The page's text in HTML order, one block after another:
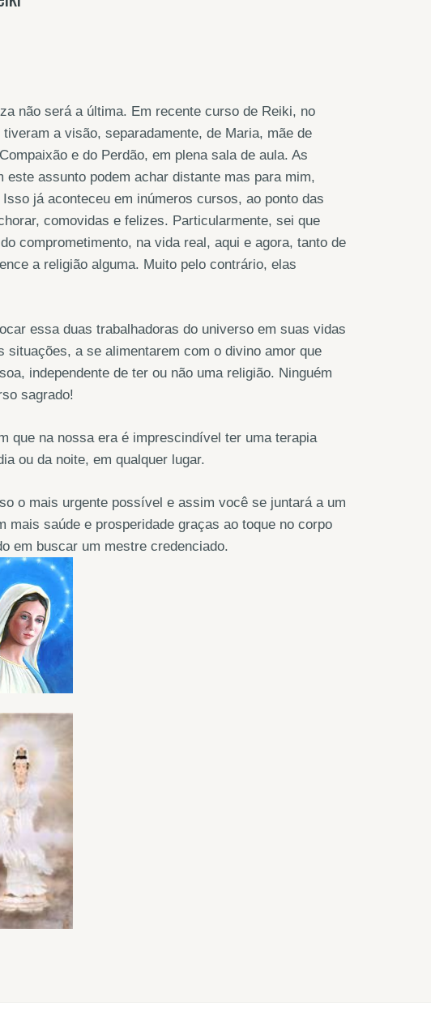
não será a última. Em recente curso de Reiki, no
a visão, separadamente, de Maria, mãe de
e do Perdão, em plena sala de aula. As
assunto podem achar distante mas para mim,
já aconteceu em inúmeros cursos, ao ponto das
comovidas e felizes. Particularmente, sei que
comprometimento, na vida real, aqui e agora, tanto de
a religião alguma. Muito pelo contrário, elas
essa duas trabalhadoras do universo em suas vidas
a se alimentarem com o divino amor que
independente de ter ou não uma religião. Ninguém
sagrado!
que na nossa era é imprescindível ter uma terapia
ou da noite, em qualquer lugar.
o mais urgente possível e assim você se juntará a um
mais saúde e prosperidade graças ao toque no corpo
em buscar um mestre credenciado.